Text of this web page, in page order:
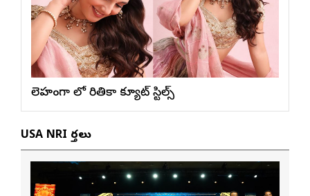
లెహంగా లో రితికా క్యూట్ స్టిల్స్
USA NRI వార్తలు